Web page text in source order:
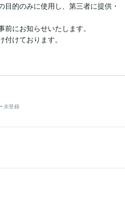
的のみに使用し、第三者に提供・
にお知らせいたします。
けております。
未登録